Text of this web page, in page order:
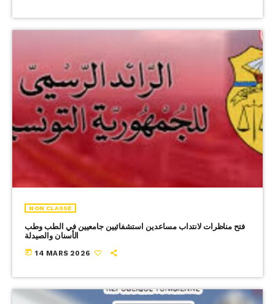
NON CLASSÉ
فتح مناظرات لانتداب مساعدين استشفائيين جامعيين في الطب وطب
الأسنان والصيدلة
today 14 MARS 2026